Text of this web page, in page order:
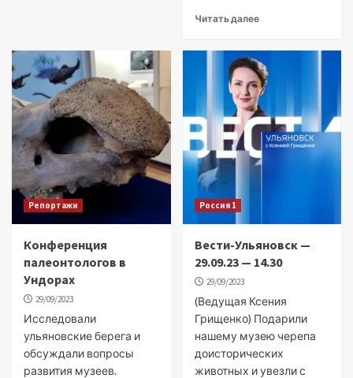
Читать далее
Репортажи
Конференция
палеонтологов в
Ундорах
29/09/2023
Исследовали
ульяновские берега и
обсуждали вопросы
развития музеев.
Россия 1
Вести-Ульяновск —
29.09.23 — 14.30
29/09/2023
(Ведущая Ксения
Грищенко) Подарили
нашему музею черепа
доисторических
животных и увезли с